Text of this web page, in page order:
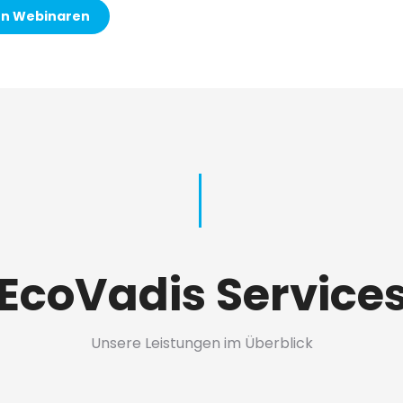
Webinaren
Unsere Leistungen im Überblick